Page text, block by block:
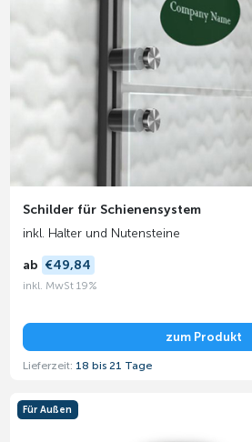
Schilder für Schienensystem
inkl. Halter und Nutensteine
ab €49,84
inkl. MwSt 19%
zum Produkt
Lieferzeit: 18 bis 21 Tage
Für Außen